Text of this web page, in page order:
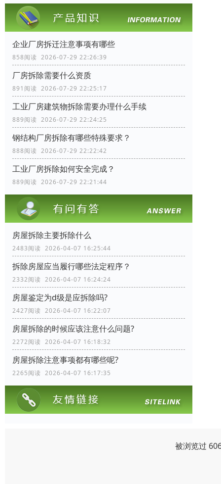
企业厂房拆迁注意事项有哪些
858阅读 2026-07-29 22:26:39
厂房拆除需要什么资质
891阅读 2026-07-29 22:25:17
工业厂房建筑物拆除需要办理什么手续
889阅读 2026-07-29 22:24:25
钢结构厂房拆除有哪些特殊要求？
888阅读 2026-07-29 22:22:42
工业厂房拆除如何安全完成？
889阅读 2026-07-29 22:21:44
房屋拆除主要拆除什么
2483阅读 2026-04-07 16:25:44
拆除房屋应当履行哪些法定程序？
2332阅读 2026-04-07 16:24:24
房屋鉴定为d级是应拆除吗?
2427阅读 2026-04-07 16:22:07
房屋拆除的时候应该注意什么问题?
2272阅读 2026-04-07 16:18:32
房屋拆除注意事项都有哪些呢?
2265阅读 2026-04-07 16:17:35
被浏览过